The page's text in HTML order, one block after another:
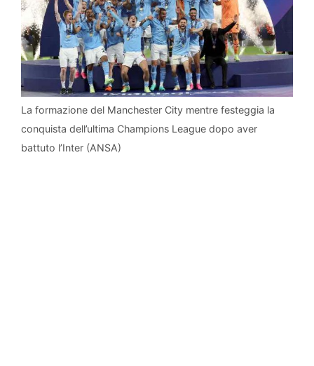
La formazione del Manchester City mentre festeggia la
conquista dell’ultima Champions League dopo aver
battuto l’Inter (ANSA)